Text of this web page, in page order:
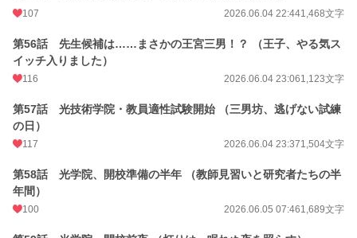
107 2026.06.04 22:441,468文字
第56話 先生候補は……まさかの王宮三男！？ （王子、やる気ス
イッチ入りました）
116 2026.06.04 23:061,123文字
第57話 光技術学院・教員適性試験開始 （三男坊、逃げない試練
の日）
117 2026.06.04 23:371,504文字
第58話 光学院、開校準備の半年 （教師見習いと研究者たちの半
年間）
100 2026.06.05 07:461,689文字